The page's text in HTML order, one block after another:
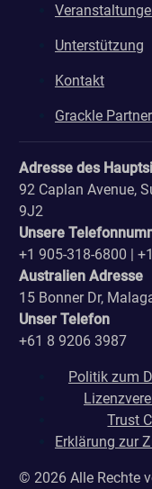
Unterstützung
Kontakt
Grackle Partner
Adresse des
92 Caplan Avenue,
9J2
Unsere
+1 905-318-6800 |
Australien Adresse
15 Bonner Dr,
Unser Telefon
+61 8 9206 3987
Politik zum
Trust
Erklärung zur
© 2026 Alle Rechte